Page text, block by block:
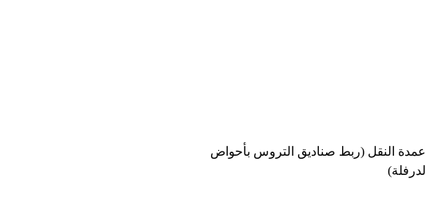
أعمدة النقل (ربط صناديق التروس بأحواض
الدرفلة)